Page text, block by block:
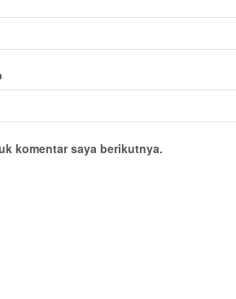
komentar saya berikutnya.